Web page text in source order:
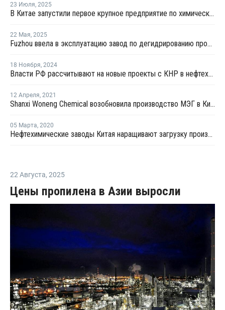
23 Июля, 2025
В Китае запустили первое крупное предприятие по химической переработке смешанных пластиковых отходов
22 Мая, 2025
Fuzhou ввела в эксплуатацию завод по дегидрированию пропана мощностью 900 тысяч тонн
18 Ноября, 2024
Власти РФ рассчитывают на новые проекты с КНР в нефтехимии
12 Апреля, 2021
Shanxi Woneng Chemical возобновила производство МЭГ в Китае
05 Марта, 2020
Нефтехимические заводы Китая наращивают загрузку производства на фоне затихания коронавируса
22 Августа, 2025
Цены пропилена в Азии выросли